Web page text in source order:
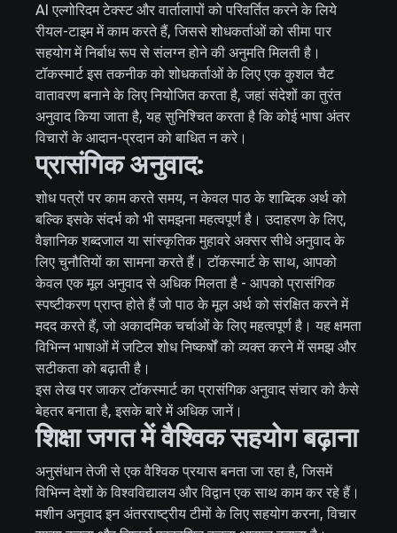
AI एल्गोरिदम टेक्स्ट और वार्तालापों को परिवर्तित करने के लिये
रीयल-टाइम में काम करते हैं, जिससे शोधकर्ताओं को सीमा पार
सहयोग में निर्बाध रूप से संलग्न होने की अनुमति मिलती है।
टॉकस्मार्ट इस तकनीक को शोधकर्ताओं के लिए एक कुशल चैट
वातावरण बनाने के लिए नियोजित करता है, जहां संदेशों का तुरंत
अनुवाद किया जाता है, यह सुनिश्चित करता है कि कोई भाषा अंतर
विचारों के आदान-प्रदान को बाधित न करे।
प्रासंगिक अनुवाद:
शोध पत्रों पर काम करते समय, न केवल पाठ के शाब्दिक अर्थ को
बल्कि इसके संदर्भ को भी समझना महत्वपूर्ण है। उदाहरण के लिए,
वैज्ञानिक शब्दजाल या सांस्कृतिक मुहावरे अक्सर सीधे अनुवाद के
लिए चुनौतियों का सामना करते हैं। टॉकस्मार्ट के साथ, आपको
केवल एक मूल अनुवाद से अधिक मिलता है - आपको प्रासंगिक
स्पष्टीकरण प्राप्त होते हैं जो पाठ के मूल अर्थ को संरक्षित करने में
मदद करते हैं, जो अकादमिक चर्चाओं के लिए महत्वपूर्ण है। यह क्षमता
विभिन्न भाषाओं में जटिल शोध निष्कर्षों को व्यक्त करने में समझ और
सटीकता को बढ़ाती है।
इस लेख पर जाकर टॉकस्मार्ट का प्रासंगिक अनुवाद संचार को कैसे
बेहतर बनाता है, इसके बारे में अधिक जानें।
शिक्षा जगत में वैश्विक सहयोग बढ़ाना
अनुसंधान तेजी से एक वैश्विक प्रयास बनता जा रहा है, जिसमें
विभिन्न देशों के विश्वविद्यालय और विद्वान एक साथ काम कर रहे हैं।
मशीन अनुवाद इन अंतरराष्ट्रीय टीमों के लिए सहयोग करना, विचार